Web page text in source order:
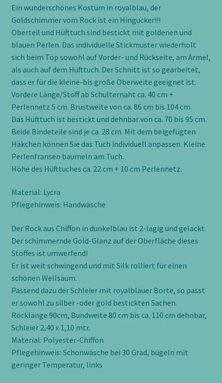
toller
Glanzrock
mit
Schleier,
Gr.
S
Menge
Ein wunderschönes Kostüm in royalblau, der
Goldschimmer vom Rock ist ein Hingucker!!!
Oberteil und Hüfttuch sind bestickt mit goldenen und
blauen Perlen. Das individuelle Stickmuster wiederholt
sich beim Top sowohl auf Vorder- und Rückseite, am Ärmel,
als auch auf dem Hüfttuch. Der Schnitt ist so gearbeitet,
dass er für die kleine-bis große Oberweite geeignet ist.
Vordere Länge/Stoff ab Schulternaht ca. 40 cm +
Perlennetz 5 cm. Brustweite von ca. 86 cm bis 104 cm.
Das Hüfttuch ist bestickt und dehnbar von ca. 70 bis 95 cm.
Beide Bindeteile sind je ca. 28 cm. Mit dem beigefügten
Häkchen können Sie das Tuch individuell anpassen. Kleine
Perlenfransen baumeln am Tuch.
Höhe des Hüfttuches ca. 22 cm + 10 cm Perlennetz.
Material: Lycra
Pflegehinweis: Handwäsche
Der Rock aus Chiffon in dunkelblau ist 2-lagig und gelackt.
Der schimmernde Gold-Glanz auf der Oberfläche dieses
Stoffes ist umwerfend!
Er ist weit schwingend und mit Silk rolliert für einen
schönen Wellsaum.
Passend dazu der Schleier mit royalblauer Borte, so passt
er sowohl zu silber -oder gold bestickten Sachen.
Röcklänge 90cm, Bundweite 80 cm bis ca. 110 cm dehnbar,
Schleier 2,40 x 1,10 mtr.
Material: Polyester-Chiffon
Pflegehinweis: Schonwäsche bei 30 Grad, bügeln mit
geringer Temperatur, links